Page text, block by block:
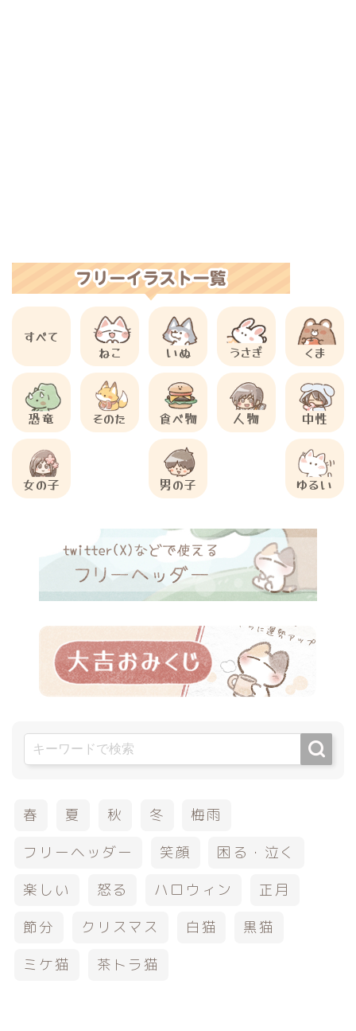
すべて
ねこ
いぬ うさぎ くま
恐竜 そのた 食べ物 人物 中性
女の子 男の子 ゆるい
春 夏 秋 冬
梅雨
フリーヘッダー
笑顔
困る・泣く
楽しい
怒る ハロウィン
正月
節分
クリスマス 白猫
黒猫
ミケ猫
茶トラ猫